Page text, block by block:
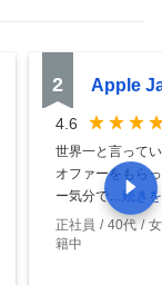
2 Apple
4.6
世界一と言って
オファーをもら
ー気分で…続き
正社員
40代
籍中